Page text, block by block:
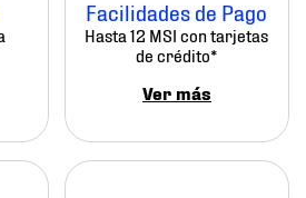
Facilidades de Pago
Hasta 12 MSI con tarjetas
de crédito*
Ver más